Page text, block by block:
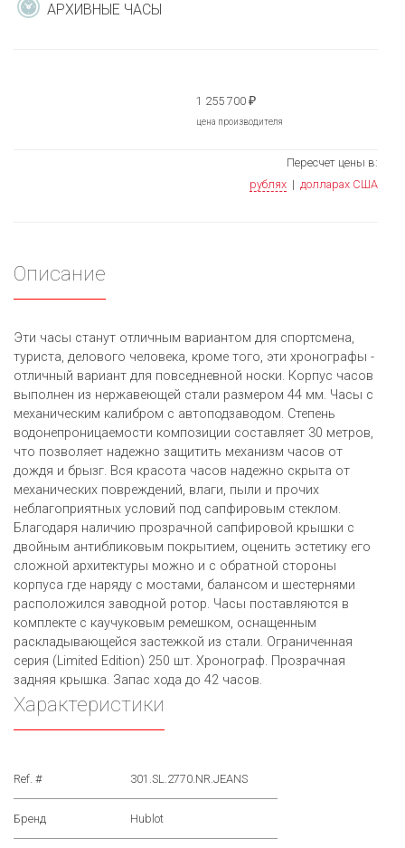
АРХИВНЫЕ ЧАСЫ
1 255 700 ₽
цена производителя
Пересчет цены в:
рублях | долларах США
Описание
Эти часы станут отличным вариантом для спортсмена,
туриста, делового человека, кроме того, эти хронографы -
отличный вариант для повседневной носки. Корпус часов
выполнен из нержавеющей стали размером 44 мм. Часы с
механическим калибром с автоподзаводом. Степень
водонепроницаемости композиции составляет 30 метров,
что позволяет надежно защитить механизм часов от
дождя и брызг. Вся красота часов надежно скрыта от
механических повреждений, влаги, пыли и прочих
неблагоприятных условий под сапфировым стеклом.
Благодаря наличию прозрачной сапфировой крышки с
двойным антибликовым покрытием, оценить эстетику его
сложной архитектуры можно и с обратной стороны
корпуса где наряду с мостами, балансом и шестернями
расположился заводной ротор. Часы поставляются в
комплекте с каучуковым ремешком, оснащенным
раскладывающейся застежкой из стали. Ограниченная
серия (Limited Edition) 250 шт. Хронограф. Прозрачная
задняя крышка. Запас хода до 42 часов.
Характеристики
Ref. # 301.SL.2770.NR.JEANS
Бренд Hublot